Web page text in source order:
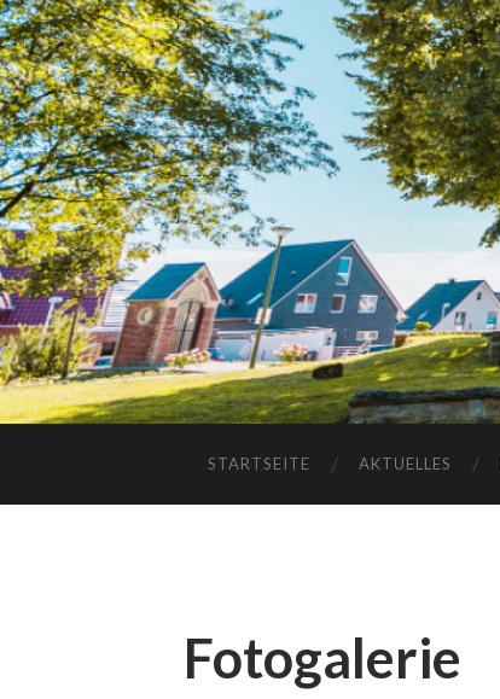
STARTSEITE AKTUELLES
Fotogalerie